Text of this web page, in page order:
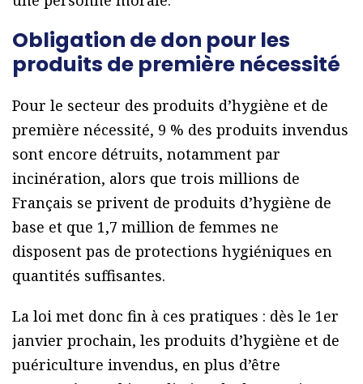
Obligation de don pour les
produits de première nécessité
Pour le secteur des produits d’hygiène et de
première nécessité, 9 % des produits invendus
sont encore détruits, notamment par
incinération, alors que trois millions de
Français se privent de produits d’hygiène de
base et que 1,7 million de femmes ne
disposent pas de protections hygiéniques en
quantités suffisantes.
La loi met donc fin à ces pratiques : dès le 1er
janvier prochain, les produits d’hygiène et de
puériculture invendus, en plus d’être